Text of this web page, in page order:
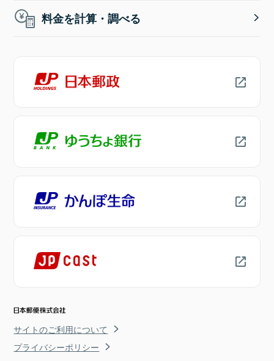
料金を計算・調べる
サイトのご利用について
プライバシーポリシー